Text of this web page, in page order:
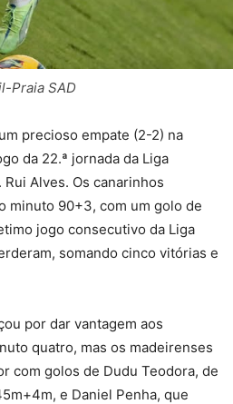
Praia SAD
precioso empate (2-2) na
da 22.ª jornada da Liga
Alves. Os canarinhos
minuto 90+3, com um golo de
jogo consecutivo da Liga
somando cinco vitórias e
por dar vantagem aos
quatro, mas os madeirenses
com golos de Dudu Teodora, de
e Daniel Penha, que